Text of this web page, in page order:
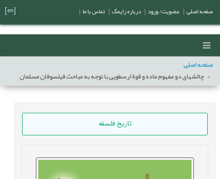
صفحه اصلی
چالشهای دو مفهوم ماده و قوة ارسطویی با توجه به مباحث فیلسوفان مسلمان
تاریخ فلسفه
صفحه اصلی عضویت/ ورود درباره رایمگ تماس با ما